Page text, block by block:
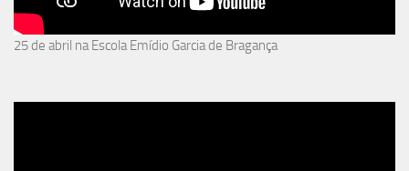
25 de abril na Escola Emídio Garcia de Bragança